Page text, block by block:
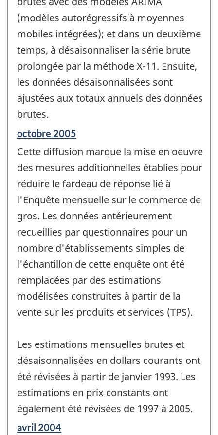
(modèles autorégressifs à moyennes
mobiles intégrées); et dans un deuxième
temps, à désaisonnaliser la série brute
prolongée par la méthode X-11. Ensuite,
les données désaisonnalisées sont
ajustées aux totaux annuels des données
brutes.
Période
référence
de
-
octobre 2005
Cette diffusion marque la mise en oeuvre
des mesures additionnelles établies pour
réduire le fardeau de réponse lié à
l'Enquête mensuelle sur le commerce de
gros. Les données antérieurement
recueillies par questionnaires pour un
nombre d'établissements simples de
l'échantillon de cette enquête ont été
remplacées par des estimations
modélisées construites à partir de la
vente sur les produits et services (TPS).
Les estimations mensuelles brutes et
désaisonnalisées en dollars courants ont
été révisées à partir de janvier 1993. Les
estimations en prix constants ont
également été révisées de 1997 à 2005.
Période
avril 2004